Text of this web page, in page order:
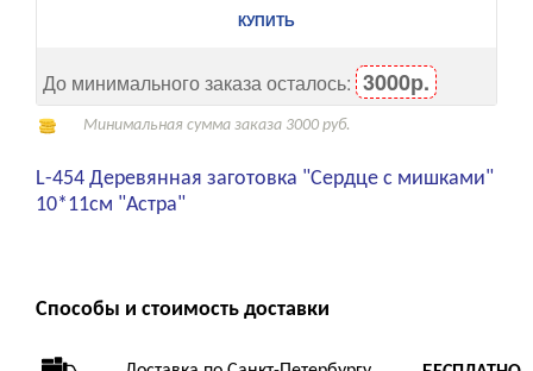
КУПИТЬ
До минимального заказа осталось: 3000р.
Минимальная сумма заказа 3000 руб.
L-454 Деревянная заготовка "Сердце с мишками"
10*11см "Астра"
Способы и стоимость доставки